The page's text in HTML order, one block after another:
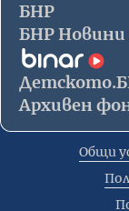
БНР
БНР Новини
Архивен
Общи